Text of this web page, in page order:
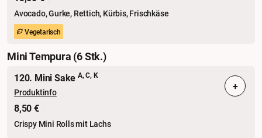
Avocado, Gurke, Rettich, Kürbis, Frischkäse
Vegetarisch
Mini Tempura (6 Stk.)
120. Mini Sake A, C, K
Produktinfo
8,50 €
Crispy Mini Rolls mit Lachs
+